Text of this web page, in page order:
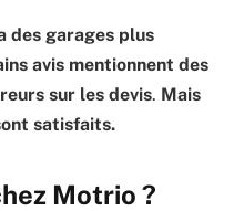
des garages plus
avis mentionnent des
sur les devis. Mais
satisfaits.
Motrio ?